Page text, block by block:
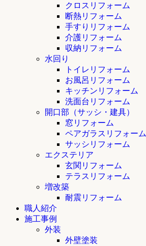
クロスリフォーム
断熱リフォーム
手すりリフォーム
介護リフォーム
収納リフォーム
水回り
トイレリフォーム
お風呂リフォーム
キッチンリフォーム
洗面台リフォーム
開口部（サッシ・建具）
窓リフォーム
ペアガラスリフォーム
サッシリフォーム
エクステリア
玄関リフォーム
テラスリフォーム
増改築
耐震リフォーム
職人紹介
施工事例
外装
外壁塗装